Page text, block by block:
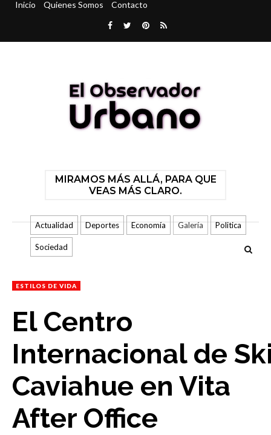
Inicio Quienes Somos Contacto
MIRAMOS MÁS ALLÁ, PARA QUE
VEAS MÁS CLARO.
Actualidad Deportes Economía Galería Politica
Sociedad
ESTILOS DE VIDA
El Centro
Internacional de
Caviahue en Vita
After Office